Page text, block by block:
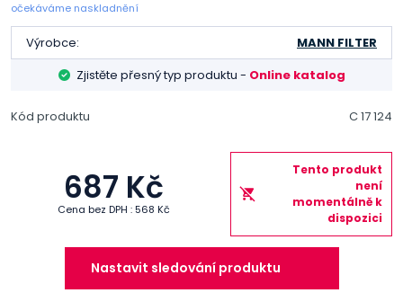
očekáváme naskladnění
Výrobce:
MANN FILTER
Zjistěte přesný typ produktu - Online katalog
Kód produktu C 17 124
687 Kč
Cena bez DPH : 568 Kč
Tento produkt
není
momentálně k
dispozici
Nastavit sledování produktu